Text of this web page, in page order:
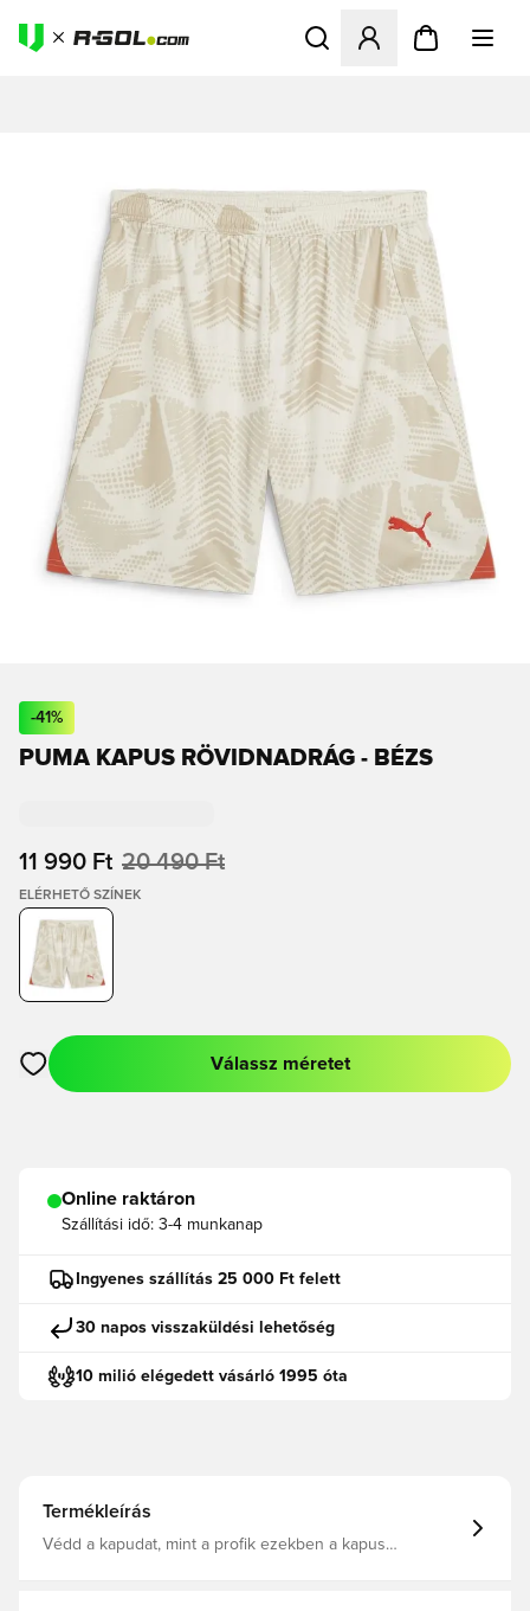
Megnyit egy modált a
-41%
PUMA KAPUS RÖVIDNADRÁG - BÉZS
11 990 Ft 20 490 Ft
ELÉRHETŐ SZÍNEK
Megnyit egy modált a bejelentkezéshez vagy a tagként való
Válassz méretet
Online raktáron
Szállítási idő: 3-4 munkanap
Ingyenes szállítás 25 000 Ft felett
30 napos visszaküldési lehetőség
10 milió elégedett vásárló 1995 óta
Termékleírás
Védd a kapudat, mint a profik ezekben a kapus